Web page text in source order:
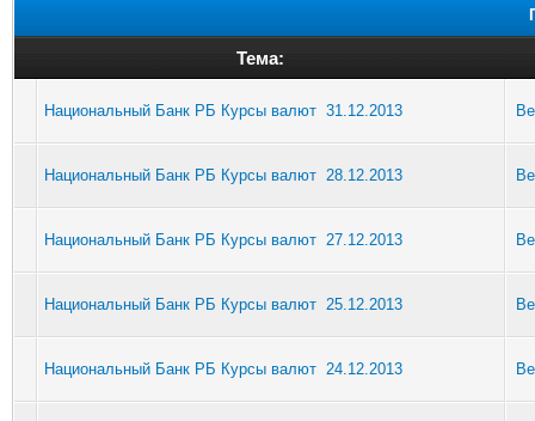
Тема:
Национальный Банк РБ Курсы валют 31.12.2013
Национальный Банк РБ Курсы валют 28.12.2013
Национальный Банк РБ Курсы валют 27.12.2013
Национальный Банк РБ Курсы валют 25.12.2013
Национальный Банк РБ Курсы валют 24.12.2013